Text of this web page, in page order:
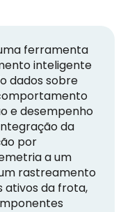
ferramenta
inteligente
dados sobre
e desempenho
da
por
a um
rastreamento
ativos da frota,